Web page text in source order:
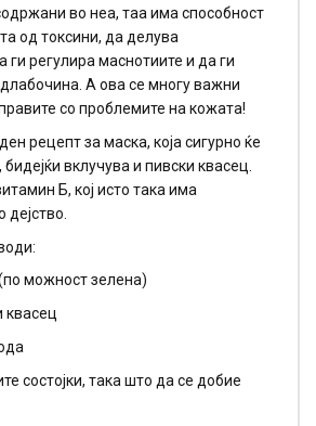
во неа, таа има способност
од токсини, да делува
ги регулира маснотиите и да ги
А ова се многу важни
со проблемите на кожата!
рецепт за маска, која сигурно ќе
вклучува и пивски квасец.
Б, кој исто така има
можност зелена)
квасец
состојки, така што да се добие